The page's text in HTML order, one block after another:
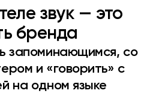
звук — это
бренда
запоминающимся, со
и «говорить» с
на одном языке